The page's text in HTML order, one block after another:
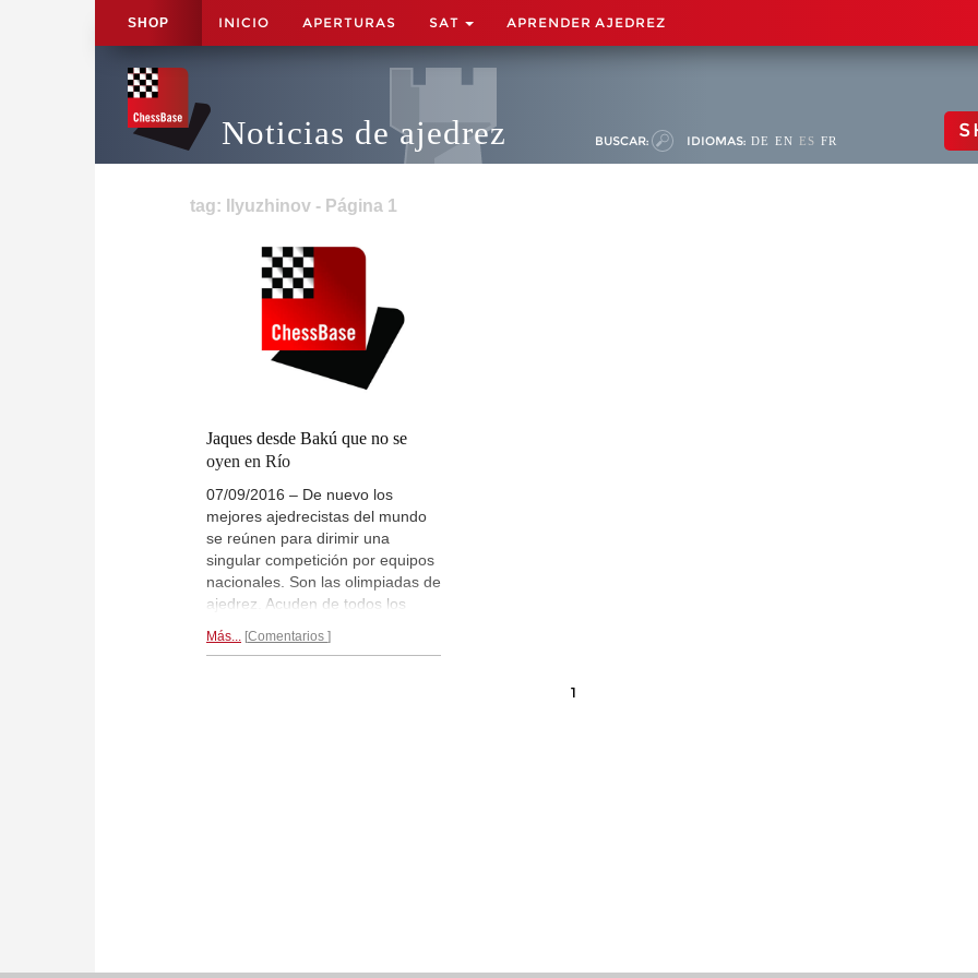
SHOP INICIO APERTURAS SAT APRENDER AJEDREZ
Noticias de ajedrez BUSCAR: IDIOMAS: DE EN ES FR
tag: Ilyuzhinov - Página 1
Jaques desde Bakú que no se
oyen en Río
07/09/2016 – De nuevo los
mejores ajedrecistas del mundo
se reúnen para dirimir una
singular competición por equipos
nacionales. Son las olimpiadas de
ajedrez. Acuden de todos los
Sumus, somos una familia, reza
Más... Comentarios
1